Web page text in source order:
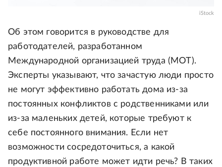
iStock
Об этом говорится в руководстве для
работодателей, разработанном
Международной организацией труда (МОТ).
Эксперты указывают, что зачастую люди просто
не могут эффективно работать дома из-за
постоянных конфликтов с родственниками или
из-за маленьких детей, которые требуют к
себе постоянного внимания. Если нет
возможности сосредоточиться, а какой
продуктивной работе может идти речь? В таких